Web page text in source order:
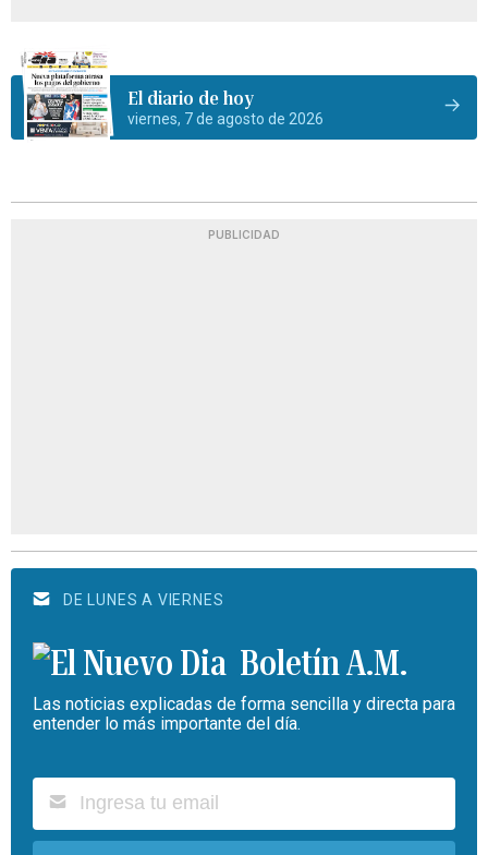
El diario de hoy
viernes, 7 de agosto de 2026
PUBLICIDAD
DE LUNES A VIERNES
Boletín A.M.
Las noticias explicadas de forma sencilla y directa para
entender lo más importante del día.